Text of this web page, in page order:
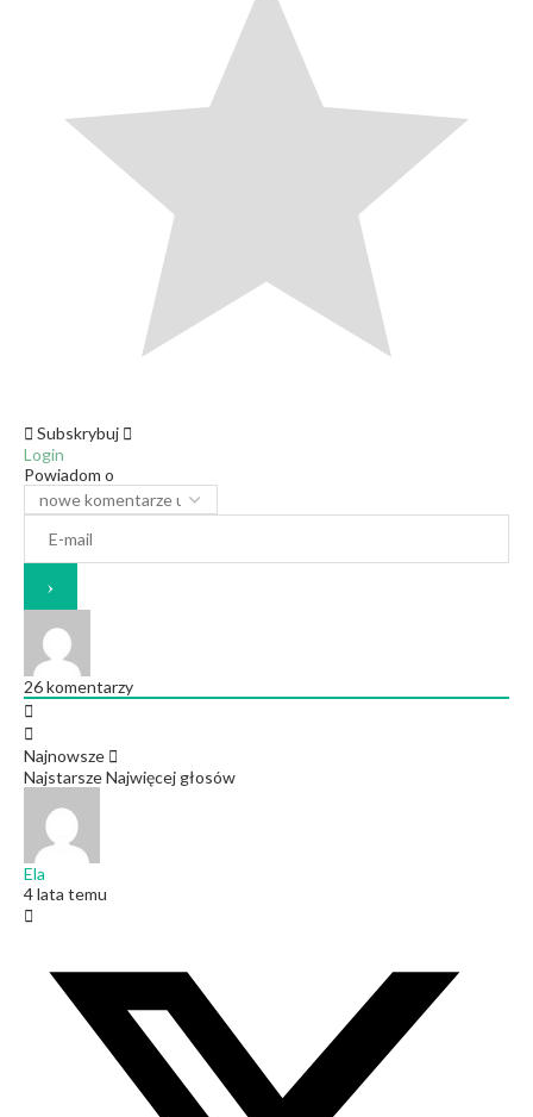
Subskrybuj
Login
Powiadom o
26komentarzy
Najnowsze
NajstarszeNajwięcej głosów
Ela
4 lata temu